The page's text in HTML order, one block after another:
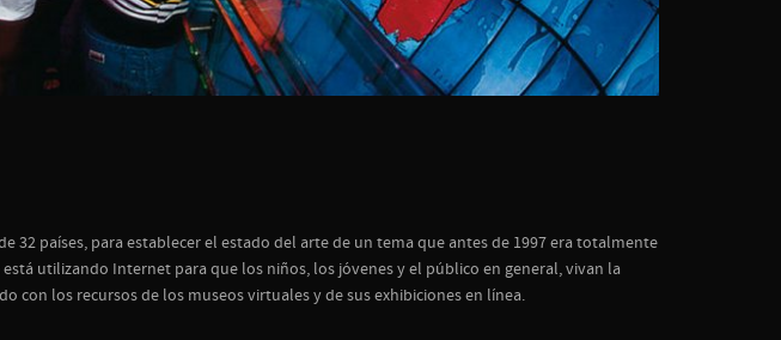
32 países, para establecer el estado del arte de un tema que antes de 1997 era totalmente
utilizando Internet para que los niños, los jóvenes y el público en general, vivan la
los recursos de los museos virtuales y de sus exhibiciones en línea.